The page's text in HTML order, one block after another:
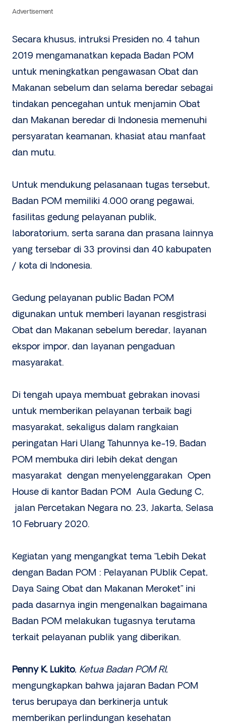
Advertisement
Secara khusus, intruksi Presiden no. 4 tahun
2019 mengamanatkan kepada Badan POM
untuk meningkatkan pengawasan Obat dan
Makanan sebelum dan selama beredar sebagai
tindakan pencegahan untuk menjamin Obat
dan Makanan beredar di Indonesia memenuhi
persyaratan keamanan, khasiat atau manfaat
dan mutu.
Untuk mendukung pelasanaan tugas tersebut,
Badan POM memiliki 4.000 orang pegawai,
fasilitas gedung pelayanan publik,
laboratorium, serta sarana dan prasana lainnya
yang tersebar di 33 provinsi dan 40 kabupaten
/ kota di Indonesia.
Gedung pelayanan public Badan POM
digunakan untuk memberi layanan resgistrasi
Obat dan Makanan sebelum beredar, layanan
ekspor impor, dan layanan pengaduan
masyarakat.
Di tengah upaya membuat gebrakan inovasi
untuk memberikan pelayanan terbaik bagi
masyarakat, sekaligus dalam rangkaian
peringatan Hari Ulang Tahunnya ke-19, Badan
POM membuka diri lebih dekat dengan
masyarakat dengan menyelenggarakan Open
House di kantor Badan POM Aula Gedung C,
jalan Percetakan Negara no. 23, Jakarta, Selasa
10 February 2020.
Kegiatan yang mengangkat tema “Lebih Dekat
dengan Badan POM : Pelayanan PUblik Cepat,
Daya Saing Obat dan Makanan Meroket” ini
pada dasarnya ingin mengenalkan bagaimana
Badan POM melakukan tugasnya terutama
terkait pelayanan publik yang diberikan.
Penny K. Lukito, Ketua Badan POM RI,
mengungkapkan bahwa jajaran Badan POM
terus berupaya dan berkinerja untuk
memberikan perlindungan kesehatan